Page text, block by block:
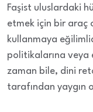
Faşist uluslardaki
etmek için bir araç
kullanmaya
politikalarına veya
zaman bile, dini
tarafından yaygın